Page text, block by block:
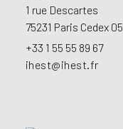
1 rue Descartes
75231 Paris Cedex 05
+33 1 55 55 89 67
ihest@ihest.fr